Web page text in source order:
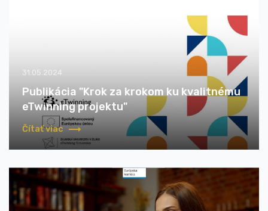
31.05.2024
Publikácia "Krok za krokom ku kvalitnému
eTwinning projektu"
Čítať viac